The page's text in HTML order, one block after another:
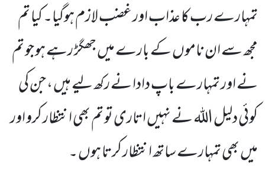
تمہارے رب کا عذاب اور غضب لازم ہوگیا۔ کیا تم
مجھ سے ان ناموں کے بارے میں جھگڑ رہے ہو جو تم
نے اور تمہارے باپ دادا نے رکھ لیے ہیں ، جن کی
کوئی دلیل اللہ نے نہیں اتاری تو تم بھی انتظار کرو اور
میں بھی تمہارے ساتھ انتظار کرتا ہوں ۔